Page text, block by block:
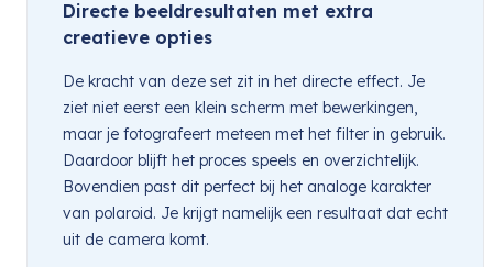
Directe beeldresultaten met extra
creatieve opties
De kracht van deze set zit in het directe effect. Je
ziet niet eerst een klein scherm met bewerkingen,
maar je fotografeert meteen met het filter in gebruik.
Daardoor blijft het proces speels en overzichtelijk.
Bovendien past dit perfect bij het analoge karakter
van polaroid. Je krijgt namelijk een resultaat dat echt
uit de camera komt.